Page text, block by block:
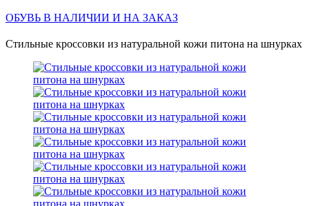
ОБУВЬ В НАЛИЧИИ И НА ЗАКАЗ
Стильные кроссовки из натуральной кожи питона на шнурках